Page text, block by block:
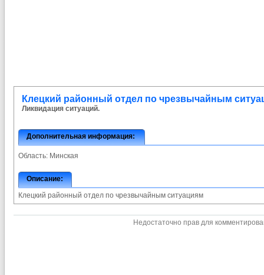
Клецкий районный отдел по чрезвычайным
Ликвидация ситуаций.
Дополнительная информация:
Область: Минская
Описание:
Клецкий районный отдел по чрезвычайным ситуациям
Недостаточно прав для